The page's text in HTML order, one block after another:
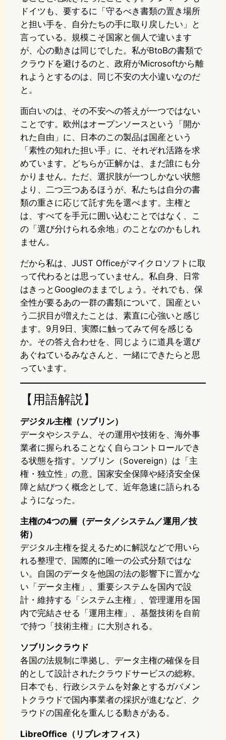
ドイツも、要するに「守るべき書類の置き場所
と担い手を、自分たちの手に取り戻したい」と
言っている。規模こそ国家と個人で違います
が、心の動きは同じでした。私がBtoBの書類で
クラウドを避けるのと、政府がMicrosoftから離
れようとするのは、同じ不安の大小違いなのだ
と。
面白いのは、その不安への答えが一つではない
ことです。欧州はオープンソースという「開か
れた自由」に、日本のこの製品は国産という
「素性の知れた担い手」に、それぞれ活路を求
めています。どちらが正解かは、まだ誰にも分
かりません。ただ、選択肢が一つしかない状態
より、二つ三つあるほうが、私たちは自分の書
類の重さに応じて託す先を選べます。主権と
は、すべてを手元に囲い込むことではなく、こ
の「選び分けられる余地」のことなのかもしれ
ません。
だから私は、JUST Officeがマイクロソフトに取
って代わるとは思っていません。私自身、日常
はきっとGoogleのままでしょう。それでも、保
全性が要るあの一群の書類について、国産とい
う二択目が増えたことは、素直に心強いと感じ
ます。9月9日、実際に触ってみて何を感じる
か。その答え合わせを、同じように道具を選び
あぐねているみなさんと、一緒にできたらと思
っています。
【用語解説】
デジタル主権（ソブリン）
データやシステム、その運用や技術を、海外事
業者に握られることなく自らコントロールでき
る状態を指す。ソブリン（Sovereign）は「主
権・独立性」の意。国家安全保障や経済安全保
障と結びつく概念として、近年急速に語られる
ようになった。
主権の4つの層（データ／システム／運用／技
術）
デジタル主権を捉えるために解説などで用いら
れる整理で、国際的に唯一の公式分類ではな
い。自国のデータを他国の法の影響下に置かな
い「データ主権」、重要システムを国内で設
計・維持する「システム主権」、管理運用を国
内で完結させる「運用主権」、基盤技術を自前
で持つ「技術主権」に大別される。
ソブリンクラウド
各国の法規制に準拠し、データ主権の確保を目
的として設計されたクラウドサービスの総称。
日本でも、行政システムを対象とするガバメン
トクラウドで国内事業者の採択が進むなど、ク
ラウドの国産化を重んじる動きがある。
LibreOffice（リブレオフィス）